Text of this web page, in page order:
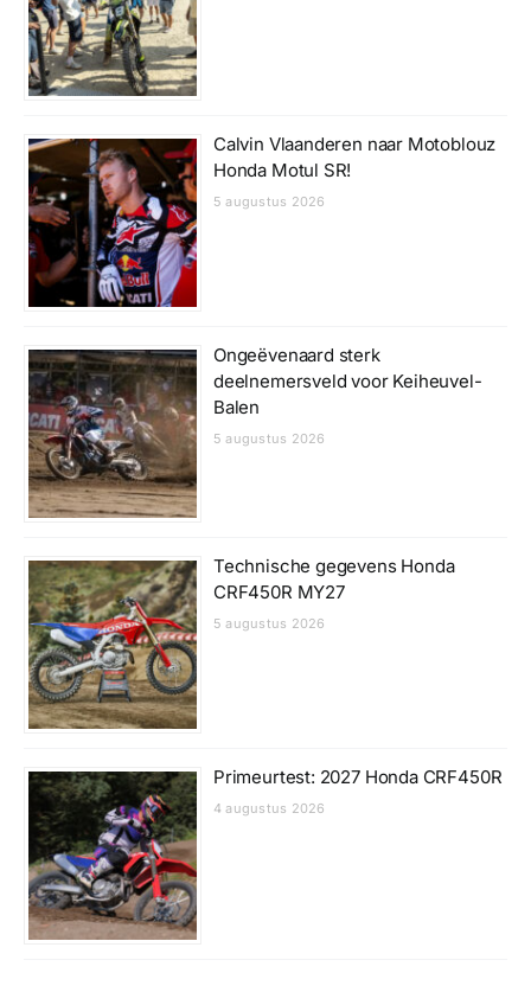
Calvin Vlaanderen naar Motoblouz
Honda Motul SR!
5 augustus 2026
Ongeëvenaard sterk
deelnemersveld voor Keiheuvel-
Balen
5 augustus 2026
Technische gegevens Honda
CRF450R MY27
5 augustus 2026
Primeurtest: 2027 Honda CRF450R
4 augustus 2026